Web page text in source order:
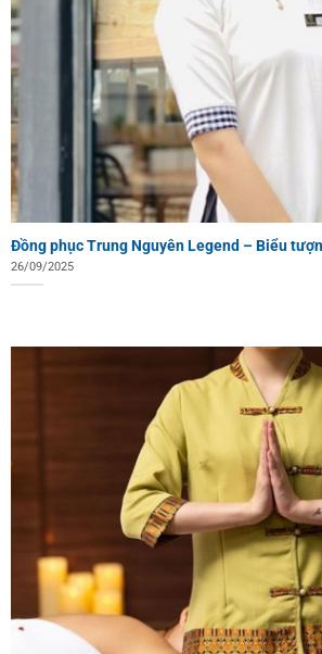
Đồng phục Trung Nguyên Legend – Biểu
26/09/2025